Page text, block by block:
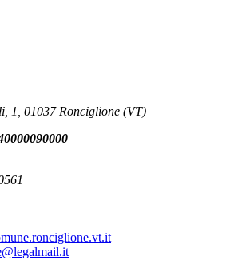
1, 01037 Ronciglione (VT)